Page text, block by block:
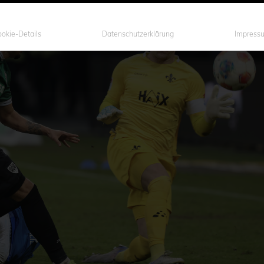
Details Datenschutzerklärung